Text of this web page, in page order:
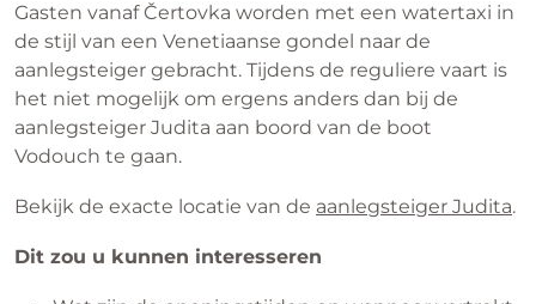
Gasten vanaf Čertovka worden met een watertaxi in
de stijl van een Venetiaanse gondel naar de
aanlegsteiger gebracht. Tijdens de reguliere vaart is
het niet mogelijk om ergens anders dan bij de
aanlegsteiger Judita aan boord van de boot
Vodouch te gaan.
Bekijk de exacte locatie van de aanlegsteiger Judita.
Dit zou u kunnen interesseren